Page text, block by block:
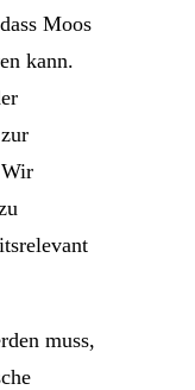
Moos
kann.
muss,